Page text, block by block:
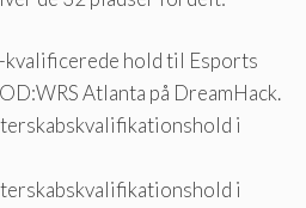
kvalificerede hold til Esports
Atlanta på DreamHack.
i
i